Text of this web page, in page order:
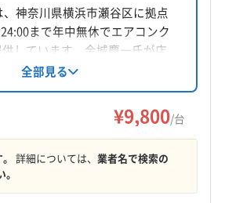
葉区
伊豆の国市 伊豆市
沼津市 焼津市
静岡市葵区
浜松市中央区
葉県) 浦安市
(千葉県) 市原市
葉県) 習志野市
神奈川県横浜市瀬谷区に拠点
まで年中無休でエアコンク
しています。金城慶一氏が店
と静岡県に対応。複数台割引や
室外機洗浄などのオプション
す。隅々まで丁寧にクリーニ
間を提供します。
全部見る
¥9,800/台
詳細については、 業者名で検索の